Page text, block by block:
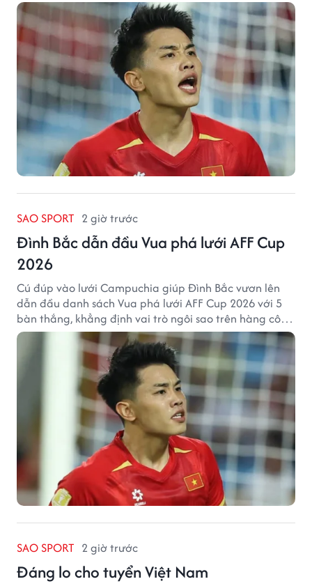
SAO SPORT 2 giờ trước
Đình Bắc dẫn đầu Vua phá lưới AFF Cup
2026
Cú đúp vào lưới Campuchia giúp Đình Bắc vươn lên
dẫn đầu danh sách Vua phá lưới AFF Cup 2026 với 5
bàn thắng, khẳng định vai trò ngôi sao trên hàng công
tuyển Việt Nam.
SAO SPORT 2 giờ trước
Đáng lo cho tuyển Việt Nam